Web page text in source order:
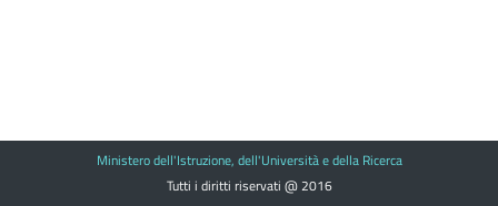
Ministero dell'Istruzione, dell'Università e della Ricerca
Tutti i diritti riservati @ 2016